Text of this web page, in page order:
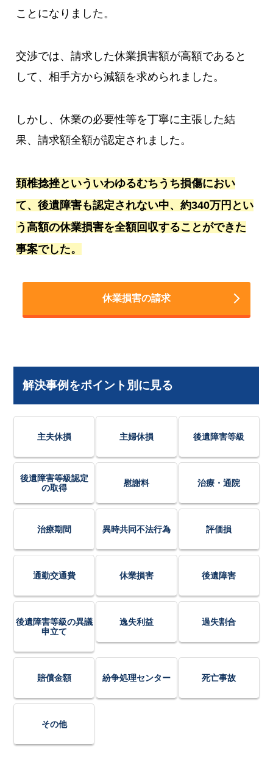
ことになりました。
交渉では、請求した休業損害額が高額であると
して、相手方から減額を求められました。
しかし、休業の必要性等を丁寧に主張した結
果、請求額全額が認定されました。
頚椎捻挫といういわゆるむちうち損傷におい
て、後遺障害も認定されない中、約340万円とい
う高額の休業損害を全額回収することができた
事案でした。
休業損害の請求
解決事例をポイント別に見る
主夫休損 主婦休損 後遺障害等級
後遺障害等級認定
の取得
慰謝料 治療・通院
治療期間 異時共同不法行為 評価損
通勤交通費 休業損害 後遺障害
後遺障害等級の異議
申立て
逸失利益 過失割合
賠償金額 紛争処理センター 死亡事故
その他